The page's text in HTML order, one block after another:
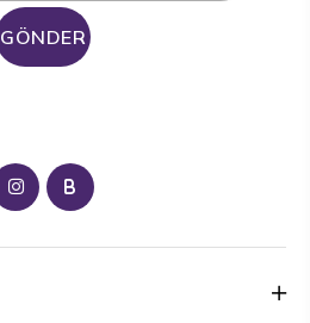
GÖNDER
B